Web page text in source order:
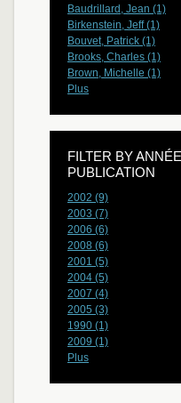
Baudrillard, Jean (1)
Birkenstein, Jeff (1)
Bouvet, Patrick (1)
Brooks, Charles (1)
Brown, Michelle (1)
Plus
FILTER BY
PUBLICATION
2002 (9)
2003 (7)
2006 (6)
2008 (6)
2001 (5)
2004 (5)
2007 (4)
2005 (3)
1990 (1)
2009 (1)
Plus